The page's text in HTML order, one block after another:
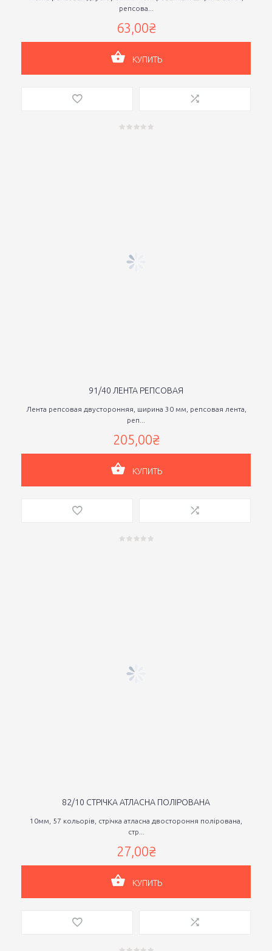
репсова...
63,00₴
КУПИТЬ
91/40 ЛЕНТА РЕПСОВАЯ
Лента репсовая двусторонняя, ширина 30 мм, репсовая лента,
реп...
205,00₴
КУПИТЬ
82/10 СТРIЧКА АТЛАСНА ПОЛIРОВАНА
10мм, 57 кольорiв, стрiчка атласна двостороння полiрована,
стр...
27,00₴
КУПИТЬ